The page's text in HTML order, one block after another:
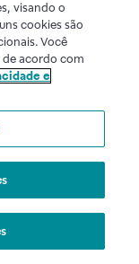
visando o
cookies são
Você
de acordo com
e